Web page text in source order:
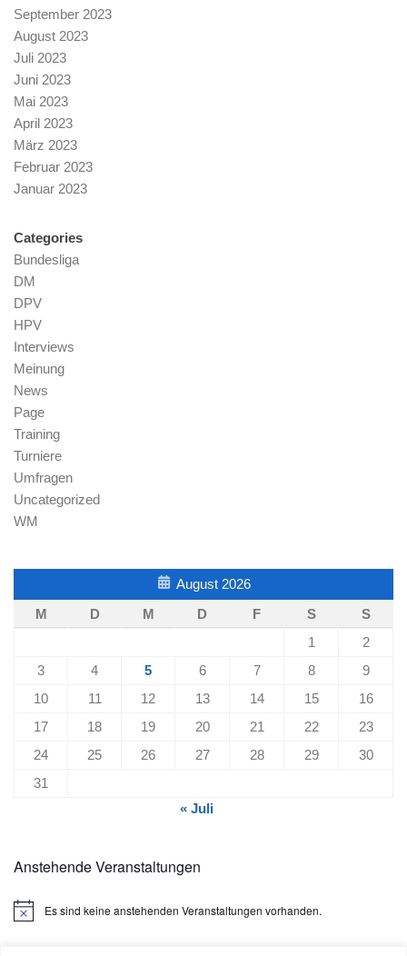
September 2023
August 2023
Juli 2023
Juni 2023
Mai 2023
April 2023
März 2023
Februar 2023
Januar 2023
Categories
Bundesliga
DM
DPV
HPV
Interviews
Meinung
News
Page
Training
Turniere
Umfragen
Uncategorized
WM
August 2026
M
D M D F S
S
1
2
3
4 5 6 7 8
9
10
11 12 13 14 15
16
17
18 19 20 21 22
23
24
25 26 27 28 29
30
31
« Juli
Anstehende Veranstaltungen
HinweisEs sind keine anstehenden Veranstaltungen vorhanden.